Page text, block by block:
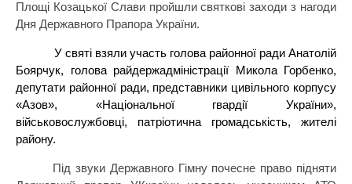
Площі Козацької Слави пройшли святкові заходи з нагоди
Дня Державного Прапора України.
У святі взяли участь голова районної ради Анатолій
Боярчук, голова райдержадміністрації Микола Горбенко,
депутати районної ради, представники цивільного корпусу
«Азов», «Національної гвардії України»,
військовослужбовці, патріотична громадськість, жителі
району.
Під звуки Державного Гімну почесне право підняти